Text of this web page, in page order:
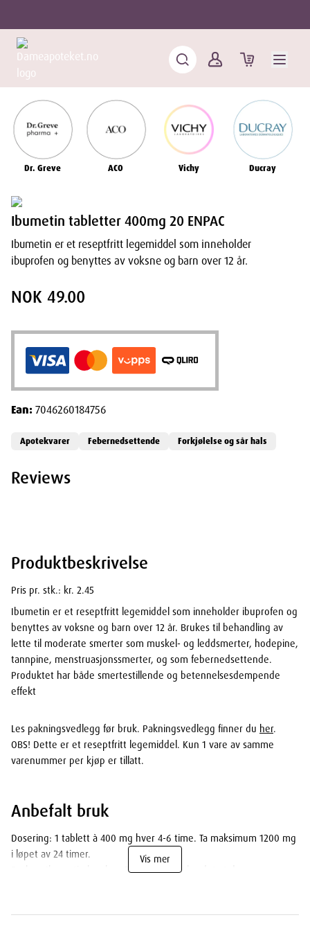
Dr. Greve ACO Vichy Ducray
Produktbeskrivelse
Pris pr. stk.: kr. 2.45
Ibumetin er et reseptfritt legemiddel som inneholder ibuprofen og
benyttes av voksne og barn over 12 år. Brukes til behandling av
lette til moderate smerter som muskel- og leddsmerter, hodepine,
tannpine, menstruasjonssmerter, og som febernedsettende.
Produktet har både smertestillende og betennelsesdempende
effekt
Les pakningsvedlegg før bruk. Pakningsvedlegg finner du her.
OBS! Dette er et reseptfritt legemiddel. Kun 1 vare av samme
varenummer per kjøp er tillatt.
Anbefalt bruk
Dosering: 1 tablett à 400 mg hver 4-6 time. Ta maksimum 1200 mg
i løpet av 24 timer.
Bruk av Ibumetin hos barnTil barn anbefales det at dosen
kg kroppsvekt. Anbefalt dose er angitt nedenfor: tablett à 400 mg
Vis mer
Ibumetin tabletter 400mg 20 ENPAC
Ibumetin er et reseptfritt legemiddel som inneholder
ibuprofen og benyttes av voksne og barn over 12 år.
NOK 49.00
Ean:7046260184756
Apotekvarer Febernedsettende Forkjølelse og sår hals
Reviews